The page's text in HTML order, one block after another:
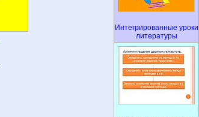
Интегрированные уроки
литературы